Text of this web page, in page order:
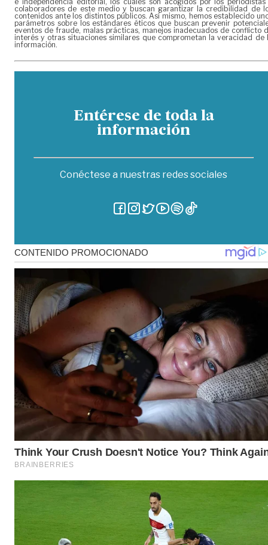
colaboradores de este medio y buscan garantizar la credibilidad de
contenidos ante los distintos públicos. Así mismo, hemos establecido
parámetros sobre los estándares éticos que buscan prevenir
eventos de fraude, malas prácticas, manejos inadecuados de conflicto
interés y otras situaciones similares que comprometan la veracidad de
información.
Entérese de toda la
información
Conéctese a nuestras redes sociales